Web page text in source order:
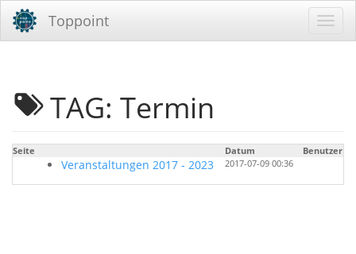
Toppoint
TAG: Termin
Seite Datum Benutzer
Veranstaltungen 2017 - 2023 2017-07-09 00:36